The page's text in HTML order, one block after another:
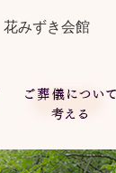
みずき会館
もしもの時は
花みずきの葬儀プラン
オプションサービス
実際の葬儀例